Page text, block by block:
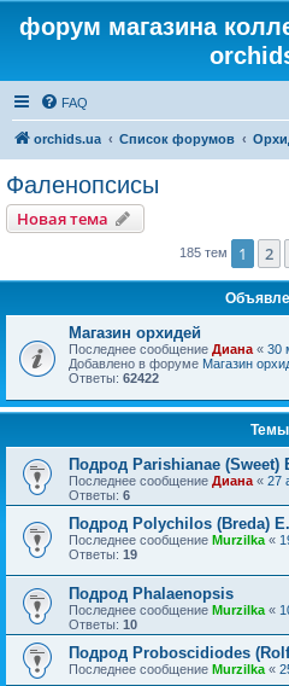
форум магазина
FAQ
orchids.ua Список форумов
Фаленопсисы
Новая тема
185 тем 1 2
Магазин орхидей
Последнее сообщение Диана « 30
Добавлено в форуме Магазин
Ответы: 62422
Темы
Подрод Parishianae (Sweet)
Последнее сообщение Диана « 27
Ответы: 6
Подрод Polychilos (Breda)
Последнее сообщение Murzilka «
Ответы: 19
Подрод Phalaenopsis
Последнее сообщение Murzilka «
Ответы: 10
Подрод Proboscidiodes
Последнее сообщение Murzilka «